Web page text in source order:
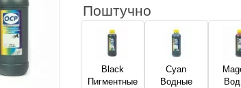
Поштучно
Black
Пигментные
Cyan
Водные